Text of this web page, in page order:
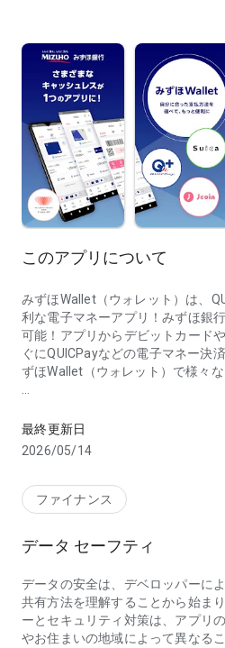
このアプリについて
みずほWallet（ウォレット）は、
利な電子マネーアプリ！みずほ銀
可能！アプリからデビットカード
ぐにQUICPayなどの電子マネー決
ずほWallet（ウォレット）で様々
①自分に合った好きな支払方法が選
１つのアプリで、デビットカード
また、Mizuho Suica、デビットカ
みずほ銀行の口座があれば、すぐ
②口座の残高を確認/管理しながら
らに、デビットカード（みずほ
のご利用ならお支払時のメール通
なので、使いすぎを防ぐことがで
最終更新日
2026/05/14
ファイナンス
データ セーフティ
データの安全は、デベロッパーに
共有方法を理解することから始ま
ーとセキュリティ対策は、アプリ
やお住まいの地域によって異なる